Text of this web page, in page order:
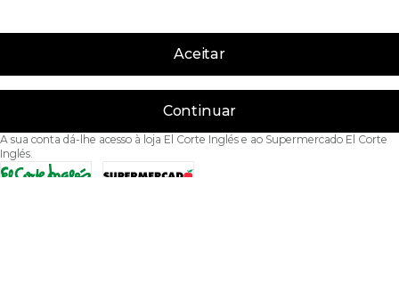
Aceitar
Continuar
A sua conta dá-lhe acesso à loja El Corte Inglés e ao Supermercado El Corte
Inglés.